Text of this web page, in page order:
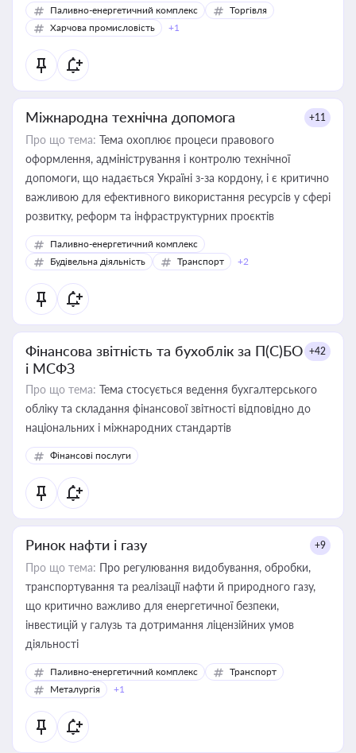
Паливно-енергетичний комплекс
Торгівля
Харчова промисловість
+1
Міжнародна технічна допомога +11
Про що тема: Тема охоплює процеси правового
оформлення, адміністрування і контролю технічної
допомоги, що надається Україні з-за кордону, і є критично
важливою для ефективного використання ресурсів у сфері
розвитку, реформ та інфраструктурних проєктів
Паливно-енергетичний комплекс
Будівельна діяльність
Транспорт +2
Фінансова звітність та бухоблік за П(С)БО
і МСФЗ
+42
Про що тема: Тема стосується ведення бухгалтерського
обліку та складання фінансової звітності відповідно до
національних і міжнародних стандартів
Фінансові послуги
Ринок нафти і газу +9
Про що тема: Про регулювання видобування, обробки,
транспортування та реалізації нафти й природного газу,
що критично важливо для енергетичної безпеки,
інвестицій у галузь та дотримання ліцензійних умов
діяльності
Паливно-енергетичний комплекс
Транспорт
Металургія
+1